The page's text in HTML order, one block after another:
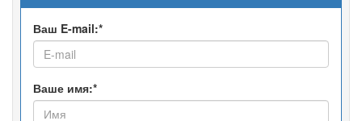
Ваш E-mail:*
Ваше имя:*